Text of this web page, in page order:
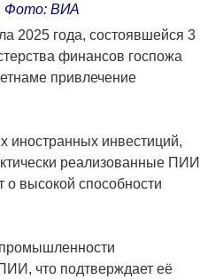
Фото: ВИА
2025 года, состоявшейся 3
финансов госпожа
привлечение
инвестиций,
реализованные ПИИ
о высокой способности
что подтверждает её